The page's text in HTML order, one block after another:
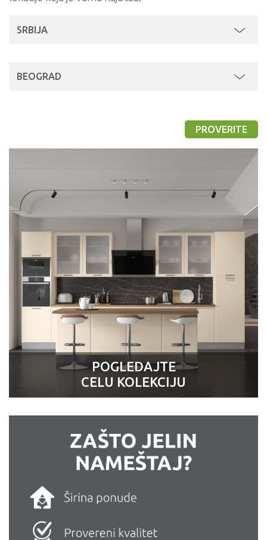
SRBIJA
BEOGRAD
PROVERITE
POGLEDAJTE
CELU KOLEKCIJU